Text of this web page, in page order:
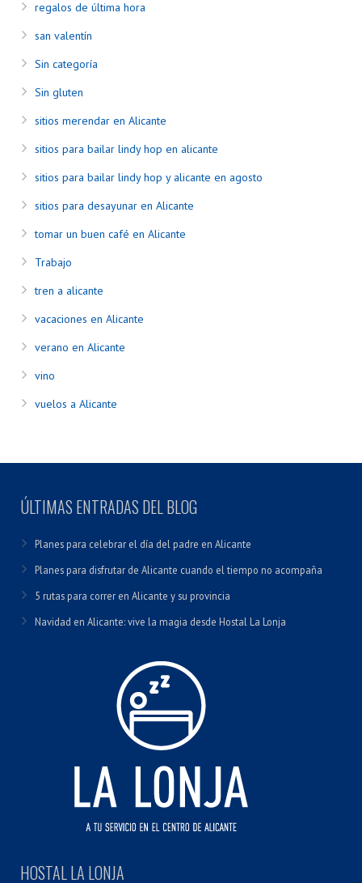
regalos de última hora
san valentín
Sin categoría
Sin gluten
sitios merendar en Alicante
sitios para bailar lindy hop en alicante
sitios para bailar lindy hop y alicante en agosto
sitios para desayunar en Alicante
tomar un buen café en Alicante
Trabajo
tren a alicante
vacaciones en Alicante
verano en Alicante
vino
vuelos a Alicante
ÚLTIMAS ENTRADAS DEL BLOG
Planes para celebrar el día del padre en Alicante
Planes para disfrutar de Alicante cuando el tiempo no acompaña
5 rutas para correr en Alicante y su provincia
Navidad en Alicante: vive la magia desde Hostal La Lonja
HOSTAL LA LONJA